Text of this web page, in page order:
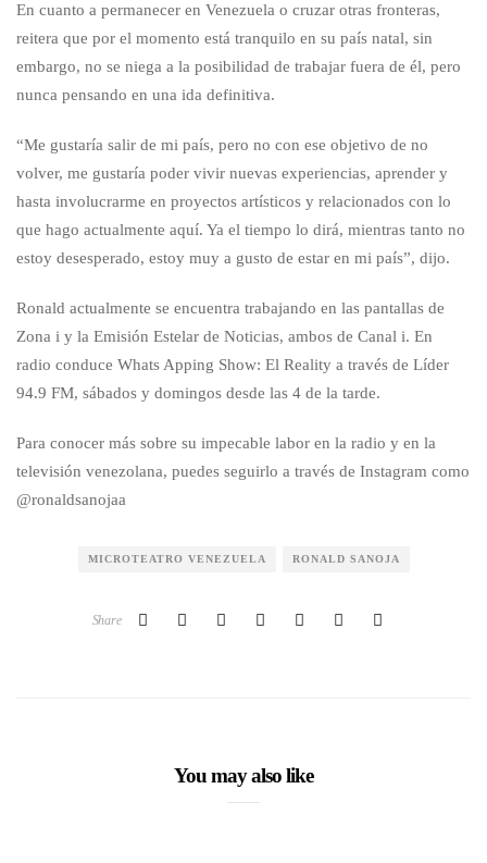
En cuanto a permanecer en Venezuela o cruzar otras fronteras,
reitera que por el momento está tranquilo en su país natal, sin
embargo, no se niega a la posibilidad de trabajar fuera de él, pero
nunca pensando en una ida definitiva.
“Me gustaría salir de mi país, pero no con ese objetivo de no
volver, me gustaría poder vivir nuevas experiencias, aprender y
hasta involucrarme en proyectos artísticos y relacionados con lo
que hago actualmente aquí. Ya el tiempo lo dirá, mientras tanto no
estoy desesperado, estoy muy a gusto de estar en mi país”, dijo.
Ronald actualmente se encuentra trabajando en las pantallas de
Zona i y la Emisión Estelar de Noticias, ambos de Canal i. En
radio conduce Whats Apping Show: El Reality a través de Líder
94.9 FM, sábados y domingos desde las 4 de la tarde.
Para conocer más sobre su impecable labor en la radio y en la
televisión venezolana, puedes seguirlo a través de Instagram como
@ronaldsanojaa
MICROTEATRO VENEZUELA RONALD SANOJA
Share
You may also like